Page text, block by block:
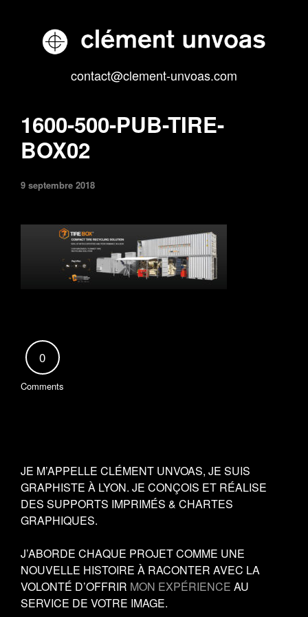
contact@clement-unvoas.com
1600-500-PUB-TIRE-
BOX02
9 septembre 2018
0
Comments
JE M’APPELLE CLÉMENT UNVOAS, JE SUIS
GRAPHISTE À LYON. JE CONÇOIS ET RÉALISE
DES SUPPORTS IMPRIMÉS & CHARTES
GRAPHIQUES.
J’ABORDE CHAQUE PROJET COMME UNE
NOUVELLE HISTOIRE À RACONTER AVEC LA
VOLONTÉ D’OFFRIR MON EXPÉRIENCE AU
SERVICE DE VOTRE IMAGE.